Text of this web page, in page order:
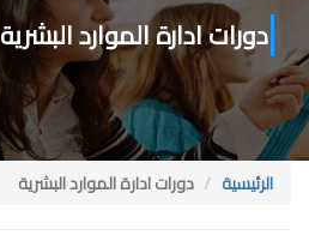
دورات ادارة الموارد البشرية
الرئيسية دورات ادارة الموارد البشرية